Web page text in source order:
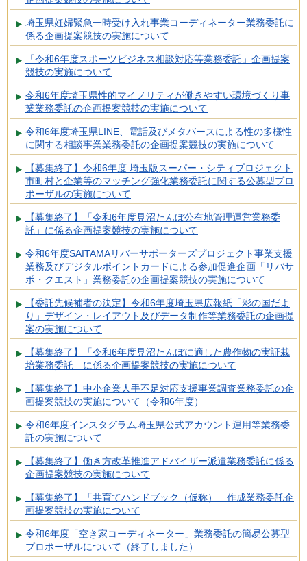
埼玉県妊婦緊急一時受け入れ事業コーディネーター業務委託に
係る企画提案競技の実施について
「令和6年度スポーツビジネス相談対応等業務委託」企画提案
競技の実施について
令和6年度埼玉県性的マイノリティが働きやすい環境づくり事
業業務委託の企画提案競技の実施について
令和6年度埼玉県LINE、電話及びメタバースによる性の多様性
に関する相談事業業務委託の企画提案競技の実施について
【募集終了】令和6年度 埼玉版スーパー・シティプロジェクト
市町村と企業等のマッチング強化業務委託に関する公募型プロ
ポーザルの実施について
【募集終了】「令和6年度見沼たんぼ公有地管理運営業務委
託」に係る企画提案競技の実施について
令和6年度SAITAMAリバーサポーターズプロジェクト事業支援
業務及びデジタルポイントカードによる参加促進企画「リバサ
ポ・クエスト」業務委託の企画提案競技の実施について
【委託先候補者の決定】令和6年度埼玉県広報紙「彩の国だよ
り」デザイン・レイアウト及びデータ制作等業務委託の企画提
案の実施について
【募集終了】「令和6年度見沼たんぼに適した農作物の実証栽
培業務委託」に係る企画提案競技の実施について
【募集終了】中小企業人手不足対応支援事業調査業務委託の企
画提案競技の実施について（令和6年度）
令和6年度インスタグラム埼玉県公式アカウント運用等業務委
託の実施について
【募集終了】働き方改革推進アドバイザー派遣業務委託に係る
企画提案競技の実施について
【募集終了】「共育てハンドブック（仮称）」作成業務委託企
画提案競技の実施について
令和6年度「空き家コーディネーター」業務委託の簡易公募型
プロポーザルについて（終了しました）